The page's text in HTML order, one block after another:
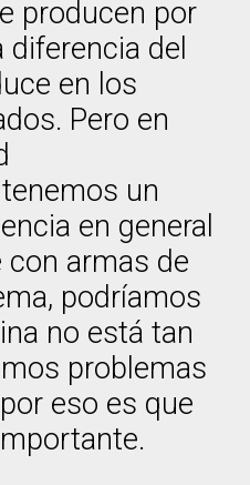
producen por
del
en los
Pero en
un
en general
armas de
podríamos
no está tan
problemas
eso es que